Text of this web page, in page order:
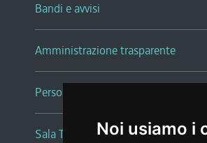
Noi usiamo i
Bandi e avvisi
Amministrazione trasparente
Persone e Uffici
Sala Tiziano Tessitori